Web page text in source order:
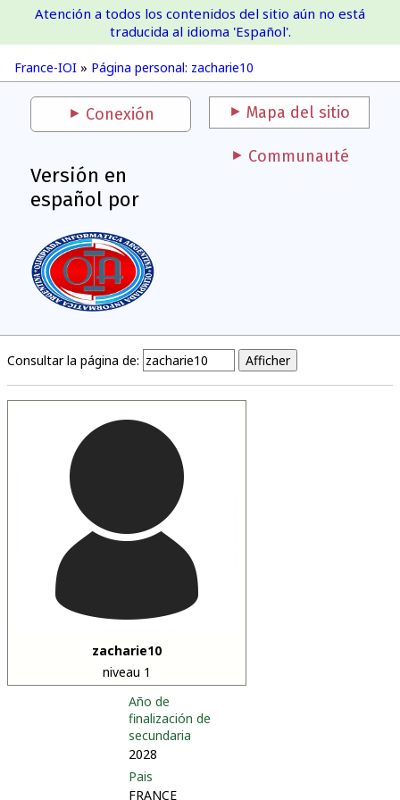
France-IOI
France-IOI » Página personal: zacharie10
Atención a todos los contenidos del sitio aún no está
traducida al idioma 'Español'.
Conexión Mapa del sitio
Versión en
español por
Communauté
Consultar la página de:
zacharie10
niveau 1
Año de
finalización de
secundaria
2028
Pais
FRANCE